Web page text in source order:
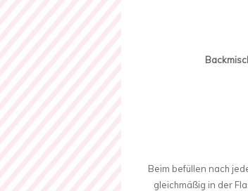
Beim befüllen nach
gleichmäßig in der